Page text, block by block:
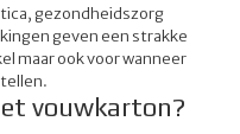
gezondheidszorg
geven een strakke
maar ook voor wanneer
vouwkarton?